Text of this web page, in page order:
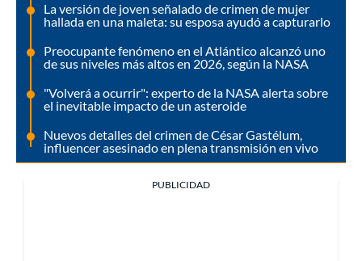
La versión de joven señalado de crimen de mujer
hallada en una maleta: su esposa ayudó a capturarlo
Preocupante fenómeno en el Atlántico alcanzó uno
de sus niveles más altos en 2026, según la NASA
"Volverá a ocurrir": experto de la NASA alerta sobre
el inevitable impacto de un asteroide
Nuevos detalles del crimen de César Gastélum,
influencer asesinado en plena transmisión en vivo
PUBLICIDAD